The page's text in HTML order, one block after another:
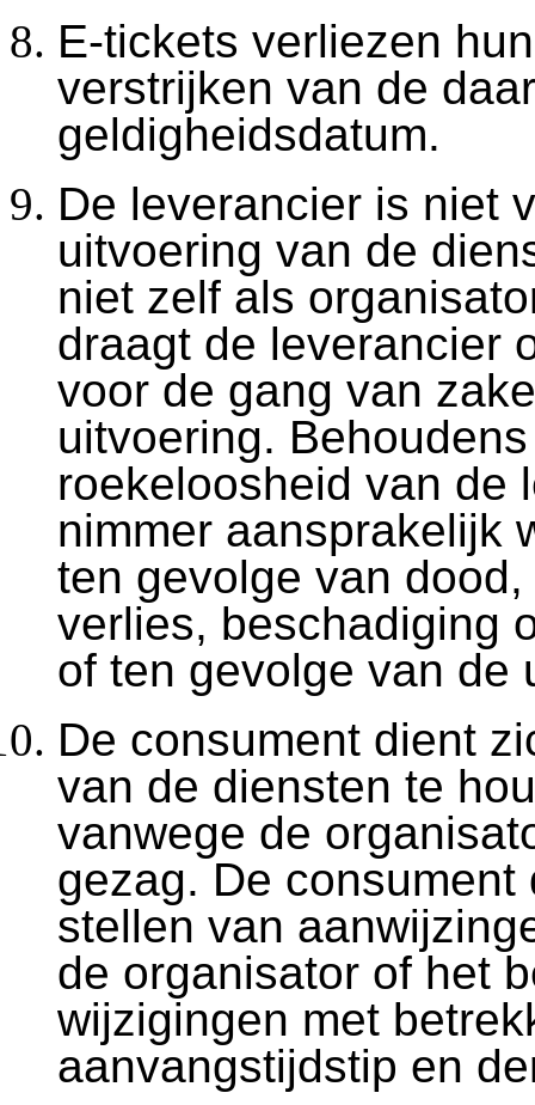
E-tickets verliezen
verstrijken van de
geldigheidsdatum.
De leverancier is niet
uitvoering van de
niet zelf als
draagt de leverancier
voor de gang van
uitvoering.
roekeloosheid van de
nimmer aansprakelijk
ten gevolge van
verlies, beschadiging
of ten gevolge van de
De consument dient
van de diensten te
vanwege de
gezag. De
stellen van
de organisator of het
wijzigingen met
aanvangstijdstip en